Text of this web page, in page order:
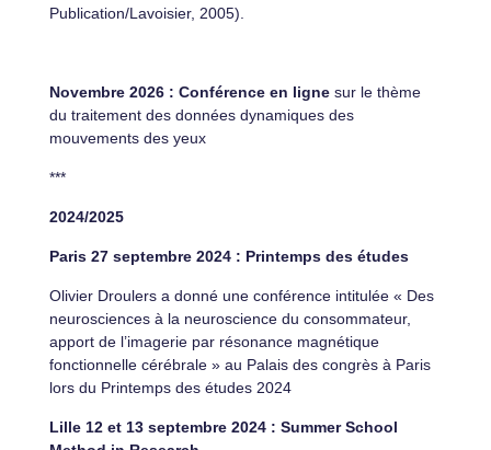
Publication/Lavoisier, 2005).
Novembre 2026 : Conférence en ligne sur le thème
du traitement des données dynamiques des
mouvements des yeux
***
2024/2025
Paris 27 septembre 2024 : Printemps des études
Olivier Droulers a donné une conférence intitulée « Des
neurosciences à la neuroscience du consommateur,
apport de l’imagerie par résonance magnétique
fonctionnelle cérébrale » au Palais des congrès à Paris
lors du Printemps des études 2024
Lille 12 et 13 septembre 2024 : Summer School